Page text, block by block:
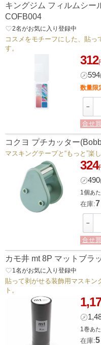
キングジム フィルムシー
COFB004
favorite_border2名がお気に入り登録中
コスメをモチーフにした、貼
す。
312
㋱594
数量限
－
合せ
コクヨ プチカッター
マスキングテープと“もっと”楽
324
㋱490
1個あ
在庫:7
－
合せ
カモ井 mt 8P マットブラ
favorite_border1 名がお気に入り登録中
貼って剥がせる装飾用マスキン
ト。
㋱
1巻あ
在庫:5